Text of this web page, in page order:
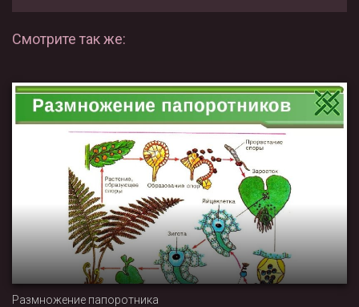
Смотрите так же:
Размножение папоротника